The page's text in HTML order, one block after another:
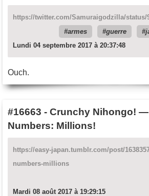
https://twitter.com/Samuraigodzilla/status/
armes
guerre
Lundi 04 septembre 2017 à 20:37:48
Ouch.
#16663 - Crunchy Nihongo!
Numbers: Millions!
https://easy-japan.tumblr.com/post/
numbers-millions
Mardi 08 août 2017 à 19:29:15